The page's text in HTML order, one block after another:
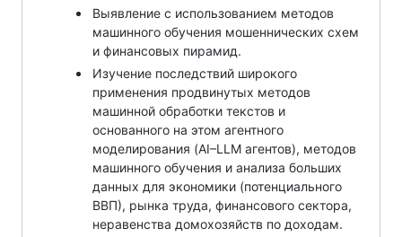
Выявление с использованием методов
машинного обучения мошеннических схем
и финансовых пирамид.
Изучение последствий широкого
применения продвинутых методов
машинной обработки текстов и
основанного на этом агентного
моделирования (AI–LLM агентов), методов
машинного обучения и анализа больших
данных для экономики (потенциального
ВВП), рынка труда, финансового сектора,
неравенства домохозяйств по доходам.